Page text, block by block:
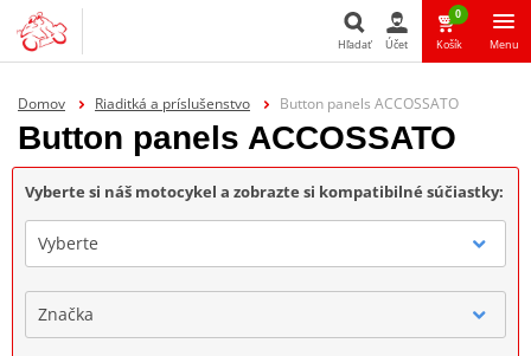
Hľadať
Hľadať Účet
0
Košík Menu
Domov Riaditká a príslušenstvo Button panels ACCOSSATO
Button panels ACCOSSATO
Vyberte si náš motocykel a zobrazte si kompatibilné súčiastky:
Vyberte
Značka